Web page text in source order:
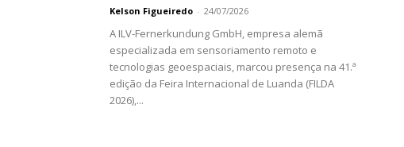
Kelson Figueiredo - 24/07/2026
A ILV-Fernerkundung GmbH, empresa alemã
especializada em sensoriamento remoto e
tecnologias geoespaciais, marcou presença na 41.ª
edição da Feira Internacional de Luanda (FILDA
2026),...